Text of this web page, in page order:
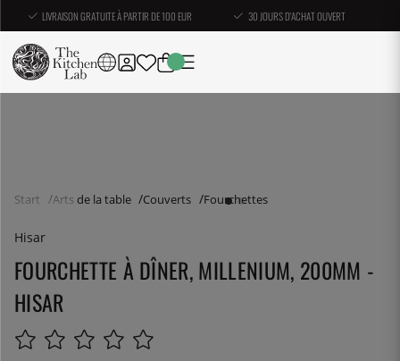
LIVRAISON GRATUITE À PARTIR DE 100 EUR 30 JOURS D'ACHAT OUVERT
Start Arts de la table Couverts Fourchettes
Hisar
FOURCHETTE À DÎNER, MILLENIUM, 200MM -
HISAR